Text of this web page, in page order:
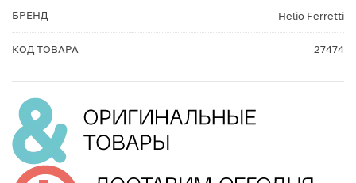
БРЕНД Helio Ferretti
КОД ТОВАРА 27474